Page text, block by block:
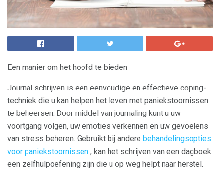
Een manier om het hoofd te bieden
Journal schrijven is een eenvoudige en effectieve coping-
techniek die u kan helpen het leven met paniekstoornissen
te beheersen. Door middel van journaling kunt u uw
voortgang volgen, uw emoties verkennen en uw gevoelens
van stress beheren. Gebruikt bij andere behandelingsopties
voor paniekstoornissen , kan het schrijven van een dagboek
een zelfhulpoefening zijn die u op weg helpt naar herstel.